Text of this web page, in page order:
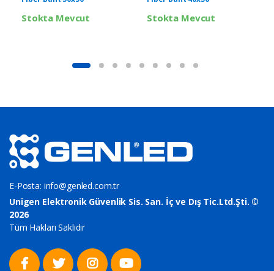
Stokta Mevcut Stokta Mevcut
E-Posta: info@genled.com.tr
Unigen Elektronik Güvenlik Sis. San. İç ve Dış Tic.Ltd.Şti. ©
2026
Tüm Hakları Saklıdır